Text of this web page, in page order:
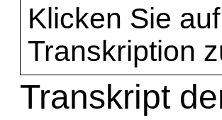
Klicken Sie
Transkription
Transkript